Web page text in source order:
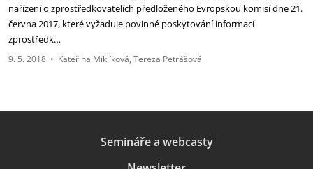
nařízení o zprostředkovatelích předloženého Evropskou komisí dne 21.
června 2017, které vyžaduje povinné poskytování informací
zprostředk…
9. 5. 2018 • Kateřina Miklíková Tereza Petrášová
Semináře a webcasty